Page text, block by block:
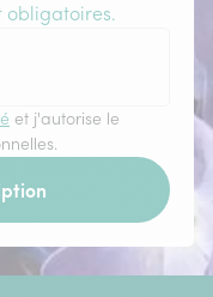
obligatoires.
et j'autorise le